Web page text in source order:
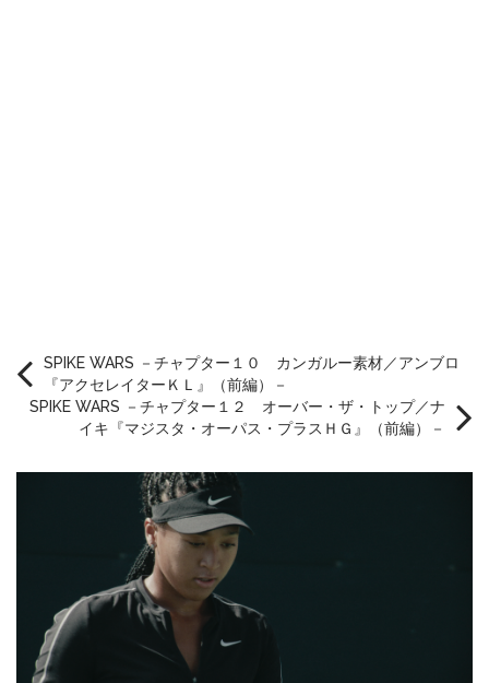
SPIKE WARS －チャプター１０ カンガルー素材／アンブロ
『アクセレイターＫＬ』（前編）－
SPIKE WARS －チャプター１２ オーバー・ザ・トップ／ナ
イキ『マジスタ・オーパス・プラスＨＧ』（前編）－